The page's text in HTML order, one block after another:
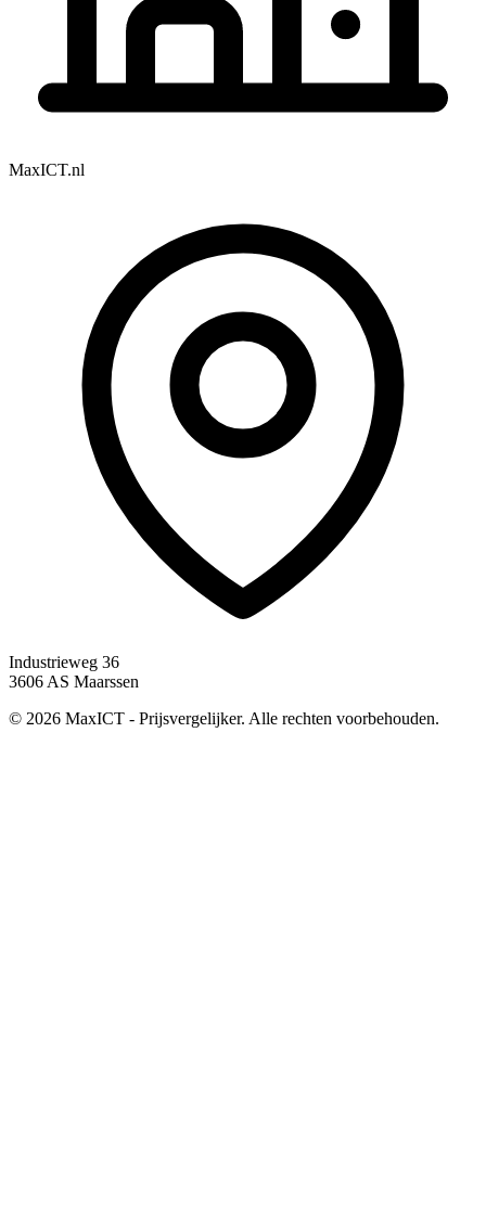
MaxICT.nl
Industrieweg 36
3606 AS Maarssen
© 2026 MaxICT - Prijsvergelijker. Alle rechten voorbehouden.